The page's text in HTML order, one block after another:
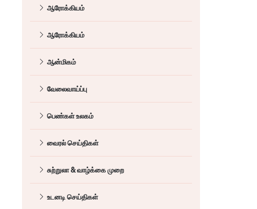
ஆரோக்கியம்
ஆரோக்கியம்
ஆன்மிகம்
வேலைவாய்ப்பு
பெண்கள் உலகம்
வைரல் செய்திகள்
சுற்றுலா & வாழ்க்கை முறை
உடனடி செய்திகள்